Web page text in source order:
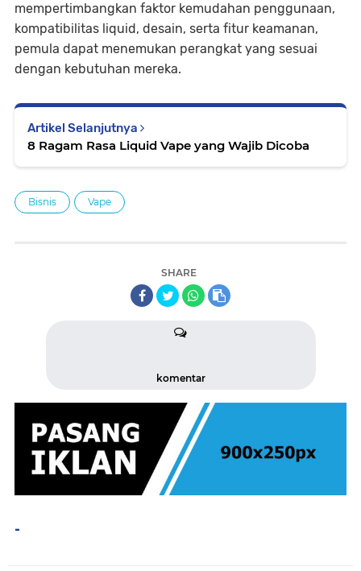
mempertimbangkan faktor kemudahan penggunaan,
kompatibilitas liquid, desain, serta fitur keamanan,
pemula dapat menemukan perangkat yang sesuai
dengan kebutuhan mereka.
Artikel Selanjutnya
8 Ragam Rasa Liquid Vape yang Wajib Dicoba
Bisnis Vape
SHARE
komentar
-